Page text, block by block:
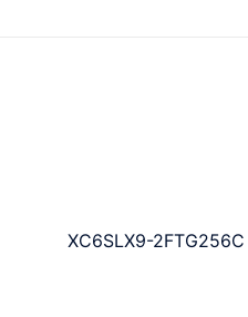
XC6SLX9-2FTG256C